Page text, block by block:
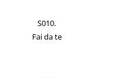
S010.
Fai da te